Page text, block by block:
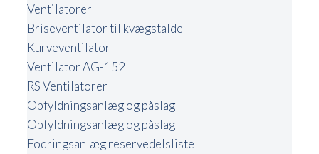
Ventilatorer
Briseventilator til kvægstalde
Kurveventilator
Ventilator AG-152
RS Ventilatorer
Opfyldningsanlæg og påslag
Opfyldningsanlæg og påslag
Fodringsanlæg reservedelsliste